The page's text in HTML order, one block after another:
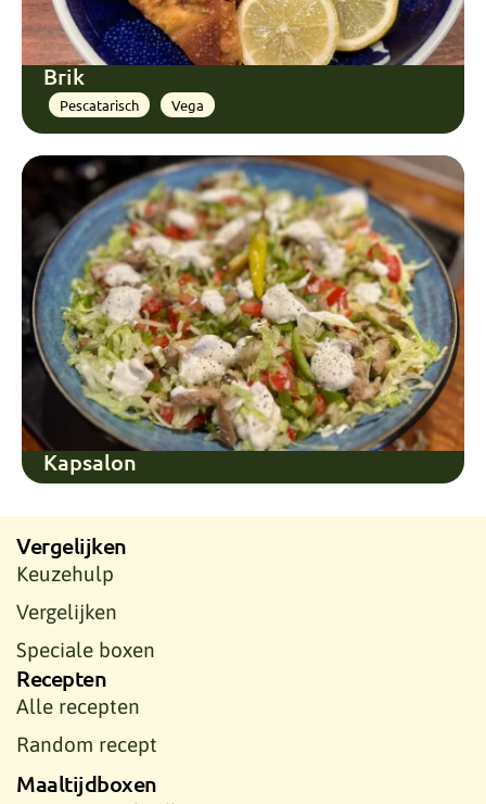
Brik
Pescatarisch Vega
Kapsalon
Vergelijken
Keuzehulp
Vergelijken
Speciale boxen
Recepten
Alle recepten
Random recept
Maaltijdboxen